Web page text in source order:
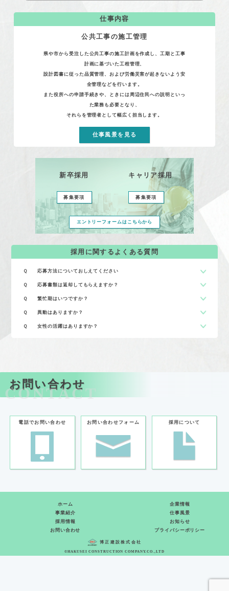
仕事内容
公共工事の施工管理
県や市から受注した公共工事の施工計画を作成し、工期と工事
計画に基づいた工程管理、
設計図書に従った品質管理、および労働災害が起きないよう安
全管理などを行います。
また役所への申請手続きや、ときには周辺住民への説明といっ
た業務も必要となり、
それらを管理者として幅広く担当します。
仕事風景を見る
新卒採用
募集要項
キャリア採用
募集要項
エントリーフォームはこちらから
採用に関するよくある質問
Ｑ 応募方法についておしえてください
Ｑ 応募書類は返却してもらえますか？
Ｑ 繁忙期はいつですか？
Ｑ 異動はありますか？
Ｑ 女性の活躍はありますか？
お問い合わせ
CONTACT
電話でお問い合わせ お問い合わせフォーム 採用について
ホーム
企業情報
事業紹介
仕事風景
採用情報
お知らせ
お問い合わせ
プライバシーポリシー
博正建設株式会社
©HAKUSEI CONSTRUCTION COMPANY.CO.,LTD